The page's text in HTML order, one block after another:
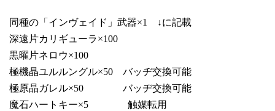
同種の「インヴェイド」武器×1 ↓に記載
深遠片カリギューラ×100
黒曜片ネロウ×100
極機晶ユルルングル×50 バッヂ交換可能
極原晶ガレル×50 バッヂ交換可能
魔石ハートキー×5 触媒転用